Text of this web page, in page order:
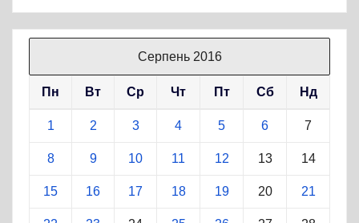
Серпень 2016
Пн Вт Ср Чт Пт Сб Нд
1 2 3 4 5 6 7
8 9 10 11 12 13 14
15 16 17 18 19 20 21